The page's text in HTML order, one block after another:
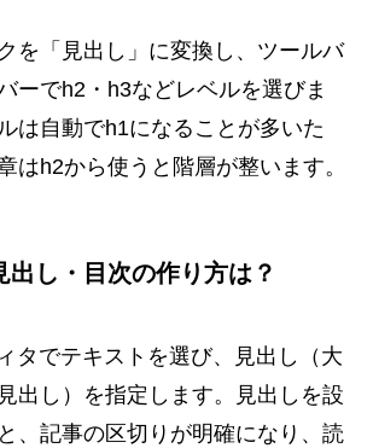
を「見出し」に変換し、ツールバ
ーでh2・h3などレベルを選びま
は自動でh1になることが多いた
はh2から使うと階層が整います。
出し・目次の作り方は？
タでテキストを選び、見出し（大
出し）を指定します。見出しを設
、記事の区切りが明確になり、読